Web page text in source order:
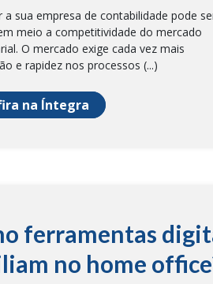
a sua empresa de contabilidade pode
meio a competitividade do mercado
O mercado exige cada vez mais
e rapidez nos processos (...)
na Íntegra
ferramentas
no home